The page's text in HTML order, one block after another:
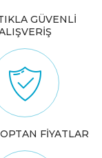
GÜVENLİ
FİYATLAR